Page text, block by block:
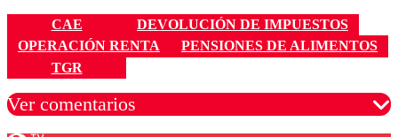
CAE
DEVOLUCIÓN DE IMPUESTOS
OPERACIÓN RENTA
PENSIONES DE ALIMENTOS
TGR
Ver comentarios